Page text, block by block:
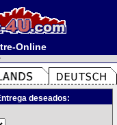
Online
deseados: